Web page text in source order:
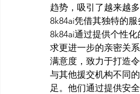
趋势，吸引了越来越
8k84ai凭借其独特的
8k84ai通过提供个性
求更进一步的亲密关系
满意度，致力于打造
与其他援交机构不同
足。他们通过提供安